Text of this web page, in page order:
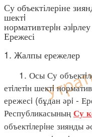
Су объектілеріне
шектi
нормативтерiн
Ережесі
1. Жалпы ережелер
1. Осы Су
етiлетiн шектi
ережесi (бұдан әрi -
Республикасының Су
объектiлерiне зиянды